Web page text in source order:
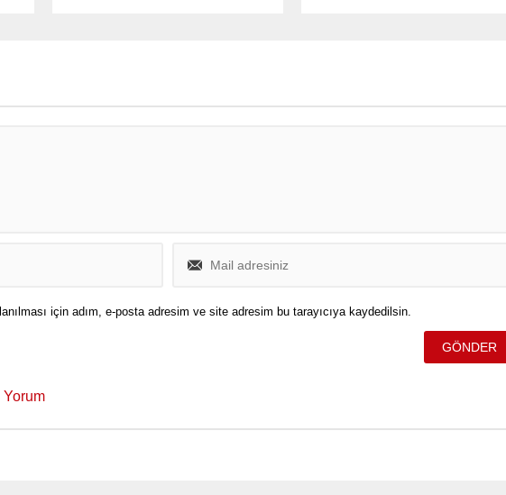
için adım, e-posta adresim ve site adresim bu tarayıcıya kaydedilsin.
Yorum